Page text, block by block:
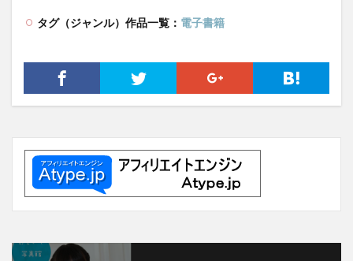
タグ（ジャンル）作品一覧： 電子書籍